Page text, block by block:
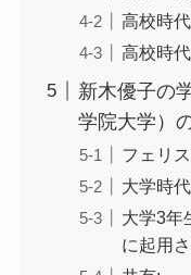
高校時
高校時
新木優子の
学院大学）
フェリ
大学時
大学3年
に起用